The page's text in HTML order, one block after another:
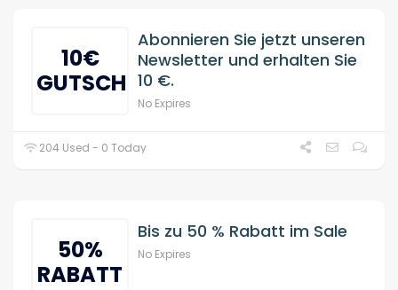
10€
GUTSCHEIN
Abonnieren Sie jetzt unseren
Newsletter und erhalten Sie
10 €.
No Expires
204 Used - 0 Today
50%
RABATT
Bis zu 50 % Rabatt im Sale
No Expires